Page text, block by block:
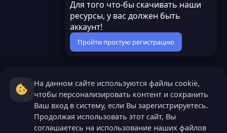
Для того что-бы скачивать наши
ресурсы, у вас должен быть
аккаунт!
Пройти простую регистрацию
На данном сайте используются файлы cookie,
чтобы персонализировать контент и сохранить
Ваш вход в систему, если Вы зарегистрируетесь.
Продолжая использовать этот сайт, Вы
соглашаетесь на использование наших файлов